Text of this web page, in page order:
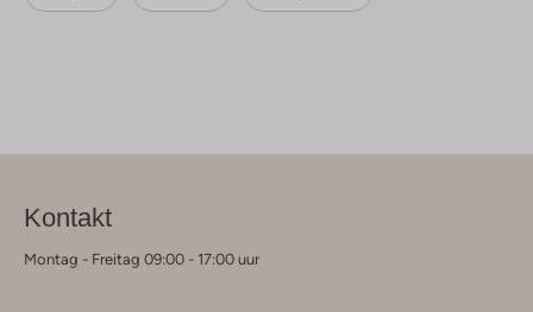
Kontakt
Montag - Freitag 09:00 - 17:00 uur